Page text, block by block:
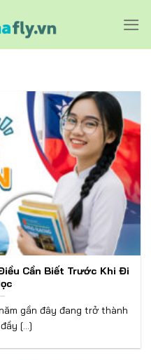
Cần Biết Trước Khi Đi
gần đây đang trở thành
[...]